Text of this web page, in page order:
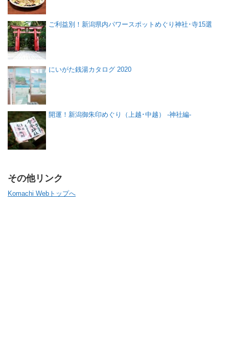
ご利益別！新潟県内パワースポットめぐり神社･寺15選
にいがた銭湯カタログ 2020
開運！新潟御朱印めぐり（上越･中越） -神社編-
その他リンク
Komachi Webトップへ